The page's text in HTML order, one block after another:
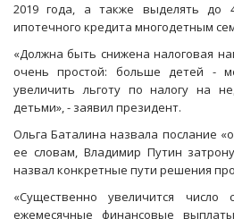
2019 года, а также выделять до
ипотечного кредита многодетным
«Должна быть снижена налоговая
очень простой: больше детей -
увеличить льготу по налогу на
детьми», - заявил президент.
Ольга Баталина назвала послание
ее словам, Владимир Путин
назвал конкретные пути решения
«Существенно увеличится число
ежемесячные финансовые